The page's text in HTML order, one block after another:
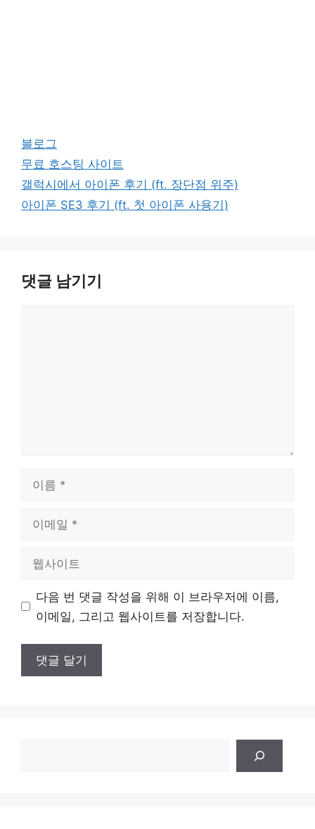
카
테
고
리
블로그
태
그
무료 호스팅 사이트
갤럭시에서 아이폰 후기 (ft. 장단점 위주)
아이폰 SE3 후기 (ft. 첫 아이폰 사용기)
댓글 남기기
트
다음 번 댓글 작성을 위해 이 브라우저에 이름,
이메일, 그리고 웹사이트를 저장합니다.